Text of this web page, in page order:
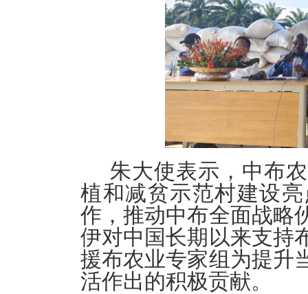
朱大使表示，中布
植和减贫示范村建设
作，推动中布全面战略
伊对中国长期以来支持
援布农业专家组为提升
活作出的积极贡献。